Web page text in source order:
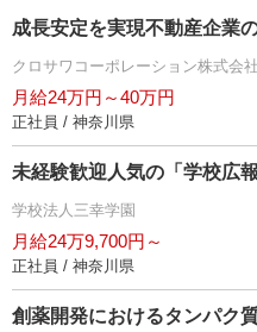
成長安定を実現不動産企業
クロサワコーポレーション株式会社
月給24万円～40万円
正社員 / 神奈川県
未経験歓迎人気の「学校広
学校法人三幸学園
月給24万9,700円～
正社員 / 神奈川県
創薬開発におけるタンパク